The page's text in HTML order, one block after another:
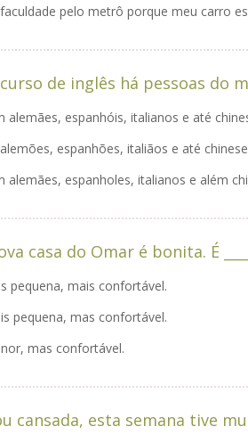
pelo metrô porque meu carro
de inglês há pessoas do
alemães, espanhóis, italianos e até
espanhões, italiãos e até
alemães, espanholes, italianos e além
casa do Omar é bonita. É
pequena, mais confortável.
pequena, mas confortável.
mas confortável.
cansada, esta semana tive